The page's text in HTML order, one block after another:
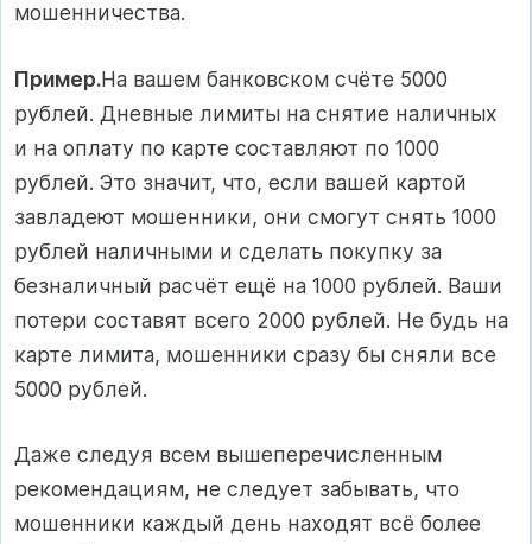
мошенничества.
Пример.На вашем банковском счёте 5000
рублей. Дневные лимиты на снятие наличных
и на оплату по карте составляют по 1000
рублей. Это значит, что, если вашей картой
завладеют мошенники, они смогут снять 1000
рублей наличными и сделать покупку за
безналичный расчёт ещё на 1000 рублей. Ваши
потери составят всего 2000 рублей. Не будь на
карте лимита, мошенники сразу бы сняли все
5000 рублей.
Даже следуя всем вышеперечисленным
рекомендациям, не следует забывать, что
мошенники каждый день находят всё более